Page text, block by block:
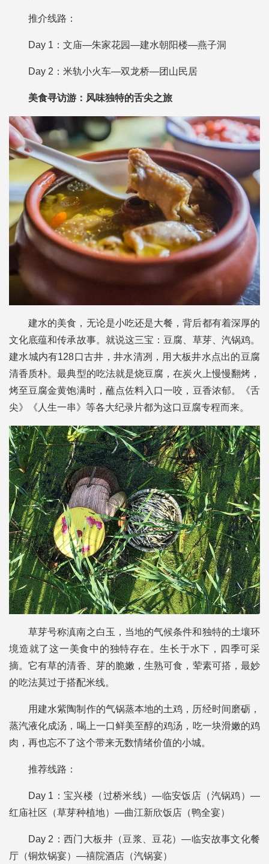
推介线路：
Day 1：文庙—朱家花园—建水朝阳楼—燕子洞
Day 2：米轨小火车—双龙桥—团山民居
美食寻访游： 风味独特的舌尖之旅
建水的美食，无论是小吃还是大餐，背后都有着深厚的
文化底蕴和传承故事。就说这三宝：豆腐、草芽、汽锅鸡。
建水城内有128口古井，井水清冽，用大板井水点出的豆腐
清香质朴。最典型的吃法就是烧豆腐，在炭火上慢慢翻烤，
烤至豆腐金黄饱满时，蘸点佐料入口一咬，豆香浓郁。《舌
尖》《人生一串》等各大纪录片都为这口豆腐专程而来。
草芽号称滇南之白玉，当地的气候条件和独特的土壤环
境造就了这一美食中的独特存在。生长于水下，四季可采
摘。它有草的清香、芽的脆嫩，生熟可食，荤素可搭，最妙
的吃法莫过于搭配米线。
用建水紫陶制作的气锅蒸本地的土鸡，历经时间磨砺，
蒸汽液化成汤，喝上一口鲜美至醇的鸡汤，吃一块滑嫩的鸡
肉，再也忘不了这个带来无数情绪价值的小城。
推荐线路：
Day 1：宝兴楼（过桥米线）—临安饭店（汽锅鸡）—
红庙社区（草芽种植地）—曲江新欣饭店（鸭全宴）
Day 2：西门大板井（豆浆、豆花）—临安故事文化餐
厅（铜炊锅宴）—禧院酒店（汽锅宴）